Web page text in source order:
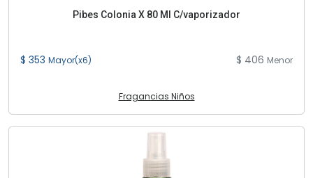
Pibes Colonia X 80 Ml C/vaporizador
$ 353 Mayor(x6) $ 406 Menor
Fragancias Niños